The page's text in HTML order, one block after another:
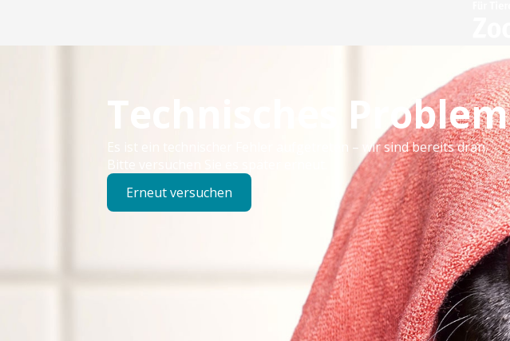
Technisches Problem
Es ist ein technischer Fehler aufgetreten – wir sind bereits dran.
Bitte versuchen Sie es später erneut.
Erneut versuchen